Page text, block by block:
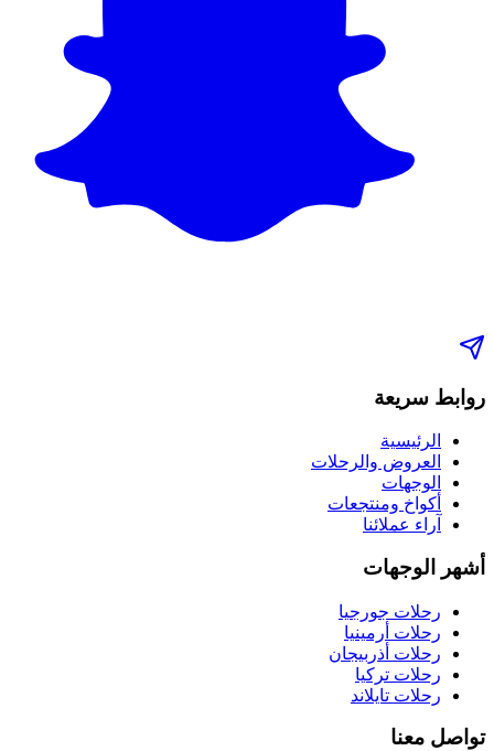
روابط سريعة
الرئيسية
العروض والرحلات
الوجهات
أكواخ ومنتجعات
آراء عملائنا
أشهر الوجهات
رحلات جورجيا
رحلات أرمينيا
رحلات أذربيجان
رحلات تركيا
رحلات تايلاند
تواصل معنا